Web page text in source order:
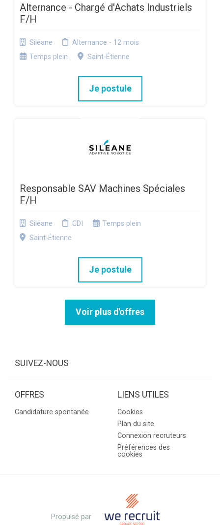
Alternance - Chargé d'Achats Industriels
F/H
Siléane
Alternance - 12 mois
Temps plein
Saint-Étienne
Je postule
Responsable SAV Machines Spéciales
F/H
Siléane CDI
Temps plein
Saint-Étienne
Je postule
Voir plus d'offres
SUIVEZ-NOUS
OFFRES
Candidature spontanée
LIENS UTILES
Cookies
Plan du site
Connexion recruteurs
Préférences des
cookies
Propulsé par